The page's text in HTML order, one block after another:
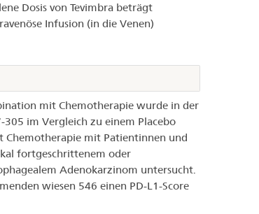
Dosis von Tevimbra beträgt
Infusion (in die Venen)
mit Chemotherapie wurde in der
305 im Vergleich zu einem Placebo
mit Patientinnen und
fortgeschrittenem oder
Adenokarzinom untersucht.
wiesen 546 einen PD-L1-Score